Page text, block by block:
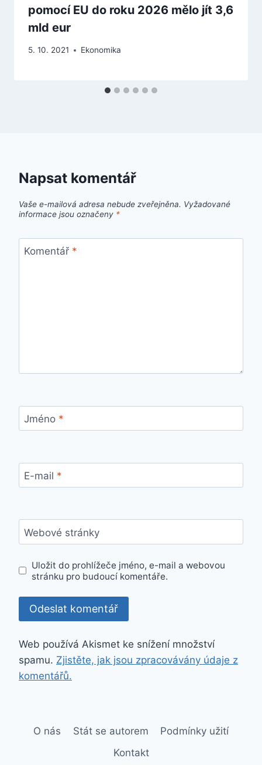
pomocí EU do roku 2026 mělo jít 3,6
mld eur
5. 10. 2021 Ekonomika
Napsat komentář
Vaše e-mailová adresa nebude zveřejněna. Vyžadované
informace jsou označeny *
Komentář *
Jméno *
E-mail *
Webové stránky
Uložit do prohlížeče jméno, e-mail a webovou
stránku pro budoucí komentáře.
Web používá Akismet ke snížení množství
spamu. Zjistěte, jak jsou zpracovávány údaje z
komentářů.
O nás Stát se autorem
Podmínky užití
Kontakt